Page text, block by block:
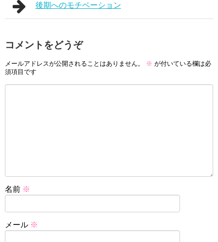
後期へのモチベーション
コメントをどうぞ
メールアドレスが公開されることはありません。 ※ が付いている欄は必
須項目です
名前 ※
メール ※